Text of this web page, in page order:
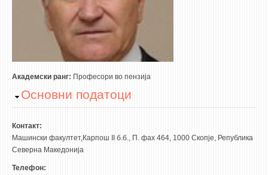
CIRASIM
ENERGET
AIR QUALITY MODELLING
АКТИ
АКТИ
АНКЕТИ И САМОЕВАЛУАЦИИ
ЗАВРШНИ СМЕТКИ
Академски ранг: Професори во пензија
Hide
Основни податоци
Контакт:
Машински факултет,Карпош II б.б., П. фах 464, 1000 Скопје, Република
Северна Македонија
Телефон: